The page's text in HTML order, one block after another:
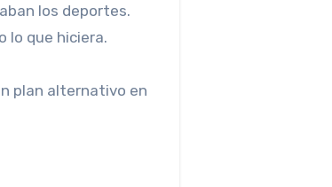
los deportes.
lo que hiciera.
plan alternativo en